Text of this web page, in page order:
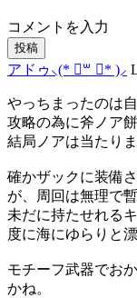
コメントを入力
投稿
アドゥ⸜(* ॑꒳ ॑* )⸝
やっちまったのは
攻略の為に斧ノア
結局ノアは当たり
確かザックに装備
が、周回は無理で
未だに持たせれる
度に海にゆらりと
モチーフ武器でお
かね。